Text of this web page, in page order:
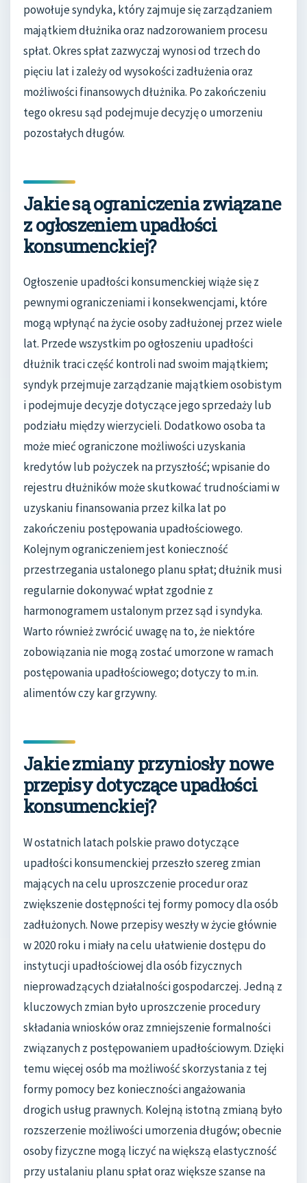
powołuje syndyka, który zajmuje się zarządzaniem
majątkiem dłużnika oraz nadzorowaniem procesu
spłat. Okres spłat zazwyczaj wynosi od trzech do
pięciu lat i zależy od wysokości zadłużenia oraz
możliwości finansowych dłużnika. Po zakończeniu
tego okresu sąd podejmuje decyzję o umorzeniu
pozostałych długów.
Jakie są ograniczenia związane
z ogłoszeniem upadłości
konsumenckiej?
Ogłoszenie upadłości konsumenckiej wiąże się z
pewnymi ograniczeniami i konsekwencjami, które
mogą wpłynąć na życie osoby zadłużonej przez wiele
lat. Przede wszystkim po ogłoszeniu upadłości
dłużnik traci część kontroli nad swoim majątkiem;
syndyk przejmuje zarządzanie majątkiem osobistym
i podejmuje decyzje dotyczące jego sprzedaży lub
podziału między wierzycieli. Dodatkowo osoba ta
może mieć ograniczone możliwości uzyskania
kredytów lub pożyczek na przyszłość; wpisanie do
rejestru dłużników może skutkować trudnościami w
uzyskaniu finansowania przez kilka lat po
zakończeniu postępowania upadłościowego.
Kolejnym ograniczeniem jest konieczność
przestrzegania ustalonego planu spłat; dłużnik musi
regularnie dokonywać wpłat zgodnie z
harmonogramem ustalonym przez sąd i syndyka.
Warto również zwrócić uwagę na to, że niektóre
zobowiązania nie mogą zostać umorzone w ramach
postępowania upadłościowego; dotyczy to m.in.
alimentów czy kar grzywny.
Jakie zmiany przyniosły nowe
przepisy dotyczące upadłości
konsumenckiej?
W ostatnich latach polskie prawo dotyczące
upadłości konsumenckiej przeszło szereg zmian
mających na celu uproszczenie procedur oraz
zwiększenie dostępności tej formy pomocy dla osób
zadłużonych. Nowe przepisy weszły w życie głównie
w 2020 roku i miały na celu ułatwienie dostępu do
instytucji upadłościowej dla osób fizycznych
nieprowadzących działalności gospodarczej. Jedną z
kluczowych zmian było uproszczenie procedury
składania wniosków oraz zmniejszenie formalności
związanych z postępowaniem upadłościowym. Dzięki
temu więcej osób ma możliwość skorzystania z tej
formy pomocy bez konieczności angażowania
drogich usług prawnych. Kolejną istotną zmianą było
rozszerzenie możliwości umorzenia długów; obecnie
osoby fizyczne mogą liczyć na większą elastyczność
przy ustalaniu planu spłat oraz większe szanse na